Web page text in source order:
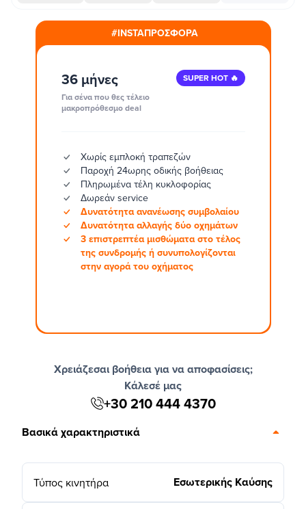
#INSTAΠΡΟΣΦΟΡΑ
36 μήνες
Για σένα που θες τέλειο
μακροπρόθεσμο deal
SUPER HOT 🔥
Χωρίς εμπλοκή τραπεζών
Παροχή 24ωρης οδικής βοήθειας
Πληρωμένα τέλη κυκλοφορίας
Δωρεάν service
Δυνατότητα ανανέωσης συμβολαίου
Δυνατότητα αλλαγής δύο οχημάτων
3 επιστρεπτέα μισθώματα στο τέλος
της συνδρομής ή συνυπολογίζονται
στην αγορά του οχήματος
Χρειάζεσαι βοήθεια για να αποφασίσεις;
Κάλεσέ μας
+30 210 444 4370
Βασικά χαρακτηριστικά
Τύπος κινητήρα Εσωτερικής Καύσης